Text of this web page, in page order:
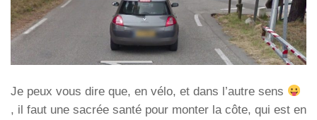
Je peux vous dire que, en vélo, et dans l’autre sens
, il faut une sacrée santé pour monter la côte, qui est en